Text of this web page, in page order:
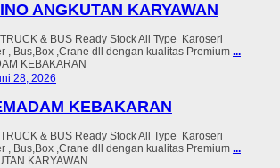
ANGKUTAN KARYAWAN
& BUS Ready Stock All Type Karoseri
, Bus,Box ,Crane dll dengan kualitas Premium ...
28, 2026
KEBAKARAN
& BUS Ready Stock All Type Karoseri
, Bus,Box ,Crane dll dengan kualitas Premium ...